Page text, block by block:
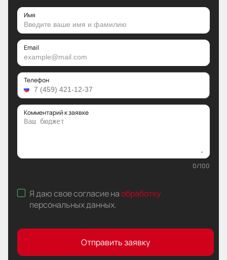
Имя
Email
Телефон
Комментарий к заявке
0/100
Я даю свое согласие наобработку
персональных данных.
Отправить заявку